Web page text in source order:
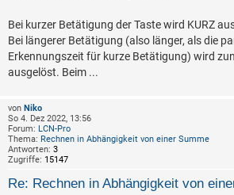
Bei kurzer Betätigung der Taste wird KURZ
Bei längerer Betätigung (also länger, als die
Erkennungszeit für kurze Betätigung) wird
ausgelöst. Beim ...
von Niko
So 4. Dez 2022, 13:56
Forum: LCN-Pro
Thema: Rechnen in Abhängigkeit von einer Summe
Antworten: 3
Zugriffe: 15147
Re: Rechnen in Abhängigkeit von